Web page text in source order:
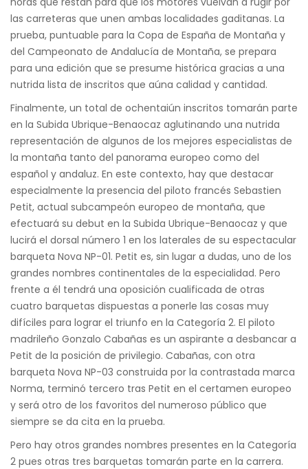
las carreteras que unen ambas localidades gaditanas. La
prueba, puntuable para la Copa de España de Montaña y
del Campeonato de Andalucía de Montaña, se prepara
para una edición que se presume histórica gracias a una
nutrida lista de inscritos que aúna calidad y cantidad.
Finalmente, un total de ochentaiún inscritos tomarán parte
en la Subida Ubrique-Benaocaz aglutinando una nutrida
representación de algunos de los mejores especialistas de
la montaña tanto del panorama europeo como del
español y andaluz. En este contexto, hay que destacar
especialmente la presencia del piloto francés Sebastien
Petit, actual subcampeón europeo de montaña, que
efectuará su debut en la Subida Ubrique-Benaocaz y que
lucirá el dorsal número 1 en los laterales de su espectacular
barqueta Nova NP-01. Petit es, sin lugar a dudas, uno de los
grandes nombres continentales de la especialidad. Pero
frente a él tendrá una oposición cualificada de otras
cuatro barquetas dispuestas a ponerle las cosas muy
difíciles para lograr el triunfo en la Categoría 2. El piloto
madrileño Gonzalo Cabañas es un aspirante a desbancar a
Petit de la posición de privilegio. Cabañas, con otra
barqueta Nova NP-03 construida por la contrastada marca
Norma, terminó tercero tras Petit en el certamen europeo
y será otro de los favoritos del numeroso público que
siempre se da cita en la prueba.
Pero hay otros grandes nombres presentes en la Categoría
2 pues otras tres barquetas tomarán parte en la carrera.